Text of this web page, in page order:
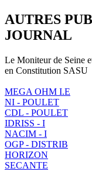
AUTRES
JOURNAL
Le Moniteur de Seine
en Constitution SASU
MEGA OHM I.E
NI - POULET
CDL - POULET
IDRISS - I
NACIM - I
OGP - DISTRIB
HORIZON
SECANTE